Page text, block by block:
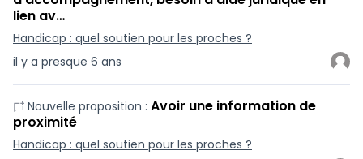
il y a presque 6 ans
lien av…
Handicap : quel soutien pour les proches ?
Nouvelle proposition : Avoir une information de
proximité
Handicap : quel soutien pour les proches ?